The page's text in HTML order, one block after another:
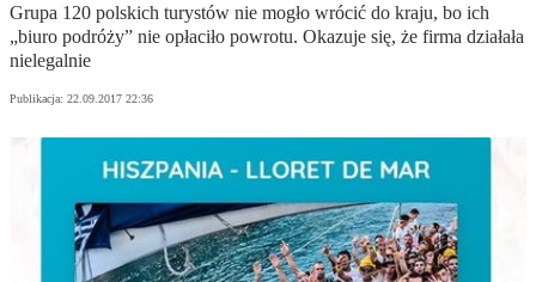
Grupa 120 polskich turystów nie mogło wrócić do kraju, bo ich
„biuro podróży” nie opłaciło powrotu. Okazuje się, że firma działała
nielegalnie
Publikacja: 22.09.2017 22:36